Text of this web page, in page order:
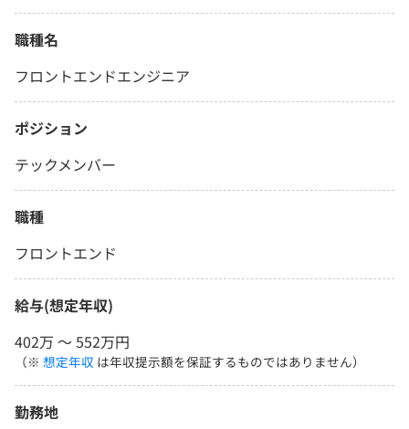
職種名
フロントエンドエンジニア
ポジション
テックメンバー
職種
フロントエンド
給与(想定年収)
402万 〜 552万円
（※ 想定年収 は年収提示額を保証するものではありません）
勤務地